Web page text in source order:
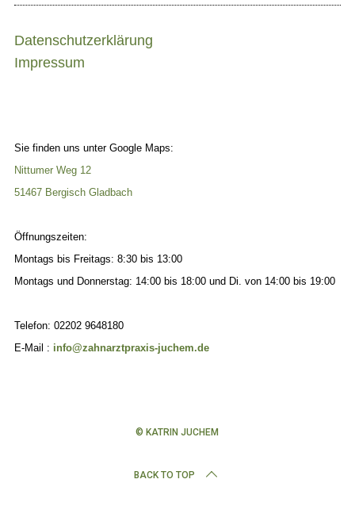
Datenschutzerklärung
Impressum
Sie finden uns unter Google Maps:
Nittumer Weg 12
51467 Bergisch Gladbach
Öffnungszeiten:
Montags bis Freitags: 8:30 bis 13:00
Montags und Donnerstag: 14:00 bis 18:00 und Di. von 14:00 bis 19:00
Telefon: 02202 9648180
E-Mail : info@zahnarztpraxis-juchem.de
© KATRIN JUCHEM
BACK TO TOP